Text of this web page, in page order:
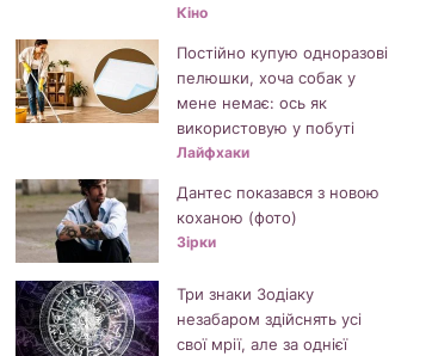
Кіно
Постійно купую одноразові
пелюшки, хоча собак у
мене немає: ось як
використовую у побуті
Лайфхаки
Дантес показався з новою
коханою (фото)
Зірки
Три знаки Зодіаку
незабаром здійснять усі
свої мрії, але за однієї